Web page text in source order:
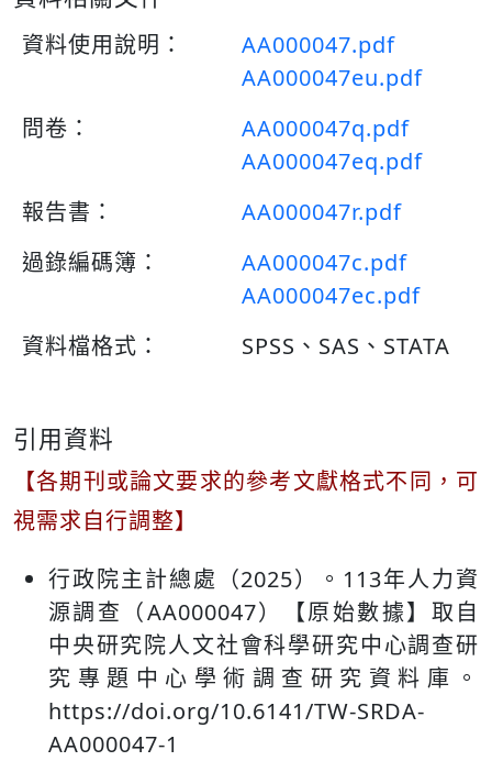
資料使用說明：
AA000047.pdf
AA000047eu.pdf
問卷：
AA000047q.pdf
AA000047eq.pdf
報告書：
AA000047r.pdf
過錄編碼簿：
AA000047c.pdf
AA000047ec.pdf
資料檔格式：
SPSS、SAS、STATA
引用資料
【各期刊或論文要求的參考文獻格式不同，可
視需求自行調整】
行政院主計總處（2025）。113年人力資
源調查（AA000047）【原始數據】取自
中央研究院人文社會科學研究中心調查研
究專題中心學術調查研究資料庫。
https://doi.org/10.6141/TW-SRDA-
AA000047-1